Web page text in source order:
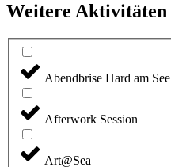
Weitere Aktivitäten
Abendbrise Hard am See
Afterwork Session
Art@Sea